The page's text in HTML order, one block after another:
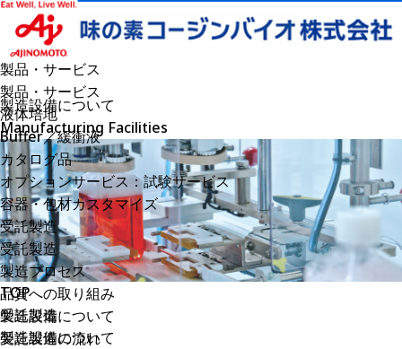
製品・サービス
製品・サービス
液体培地
Buffer／緩衝液
カタログ品
オプションサービス：試験サービス
容器・包材カスタマイズ
受託製造
受託製造
製造プロセス
品質への取り組み
製造設備について
受託製造の流れ
製造設備について
Manufacturing Facilities
TOP
受託製造
製造設備について